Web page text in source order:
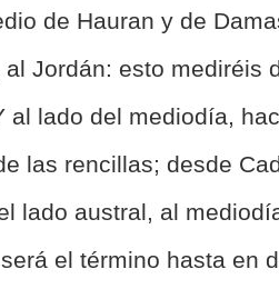
de Hauran y de
Jordán: esto mediréis
al lado del mediodía,
las rencillas; desde
lado austral, al
el término hasta en